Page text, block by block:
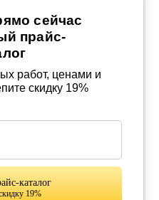
сейчас
прайс-
работ, ценами и
скидку 19%
каталог
19%